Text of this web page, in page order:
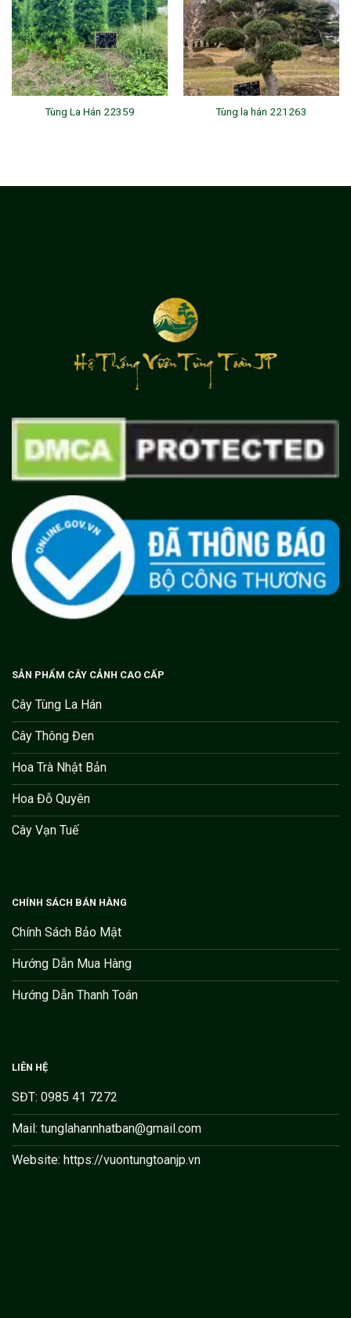
Tùng La Hán 22359 Tùng la hán 221263
SẢN PHẨM CÂY CẢNH CAO CẤP
Cây Tùng La Hán
Cây Thông Đen
Hoa Trà Nhật Bản
Hoa Đỗ Quyên
Cây Vạn Tuế
CHÍNH SÁCH BÁN HÀNG
Chính Sách Bảo Mật
Hướng Dẫn Mua Hàng
Hướng Dẫn Thanh Toán
LIÊN HỆ
SĐT: 0985 41 7272
Mail: tunglahannhatban@gmail.com
Website: https://vuontungtoanjp.vn